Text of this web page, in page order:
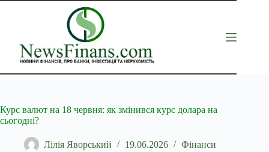
Перейти
Курс валют на 18 червня: як змінився курс долара на
сьогодні?
Лілія Яворський 19.06.2026 Фінанси